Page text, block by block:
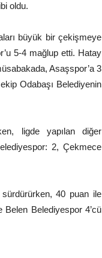
oldu.
büyük bir çekişmeye
5-4 mağlup etti. Hatay
Asaşspor’a 3
Odabaşı Belediyenin
ligde yapılan diğer
2, Çekmece
sürdürürken, 40 puan ile
Belen Belediyespor 4’cü